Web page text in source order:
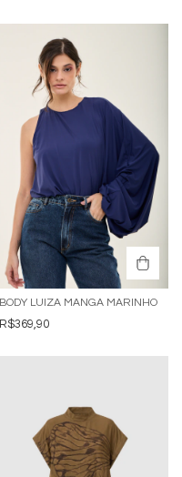
BODY LUIZA MANGA MARINHO
R$369,90